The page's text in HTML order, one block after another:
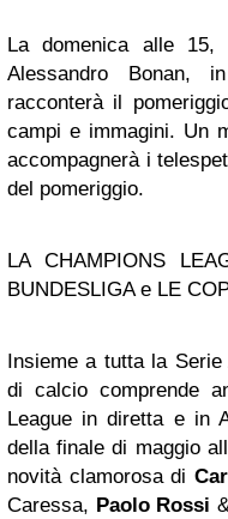
La domenica alle
Alessandro Bonan,
racconterà il
campi e immagini. Un
accompagnerà i
del pomeriggio.
LA CHAMPIONS
BUNDESLIGA e LE
Insieme a tutta la
di calcio comprende
League in diretta e in
della finale di maggio
novità clamorosa di
Caressa, Paolo Rossi